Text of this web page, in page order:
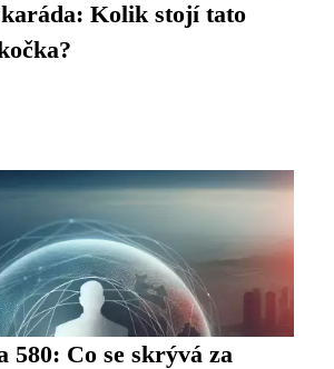
Kolik stojí tato
580: Co se skrývá za